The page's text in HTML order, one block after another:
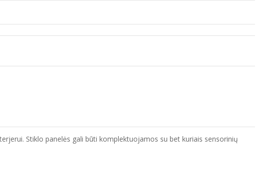
Stiklo panelės gali būti komplektuojamos su bet kuriais sensorinių